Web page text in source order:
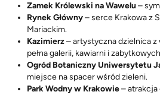
Zamek Królewski na Wawelu–
Rynek Główny– serce Krakowa z
Mariackim.
Kazimierz– artystyczna dzielnica
pełna galerii, kawiarni i
Ogród Botaniczny Uniwersytetu
miejsce na spacer wśród zieleni.
Park Wodny w Krakowie– atrakcja